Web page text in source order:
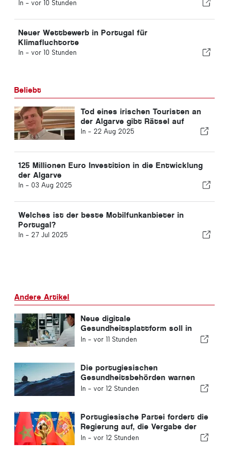
In - vor 10 Stunden
Neuer Wettbewerb in Portugal für
Klimafluchtorte
In - vor 10 Stunden
Beliebt
Tod eines irischen Touristen an
der Algarve gibt Rätsel auf
In - 22 Aug 2025
125 Millionen Euro Investition in die Entwicklung
der Algarve
In - 03 Aug 2025
Welches ist der beste Mobilfunkanbieter in
Portugal?
In - 27 Jul 2025
Andere Artikel
Neue digitale
Gesundheitsplattform soll in
Portugal eingeführt werden
In - vor 11 Stunden
Die portugiesischen
Gesundheitsbehörden warnen
vor den Gefahren des Ertrinkens
In - vor 12 Stunden
Portugiesische Partei fordert die
Regierung auf, die Vergabe der
Fußball-WM 2030 an Marokko
In - vor 12 Stunden